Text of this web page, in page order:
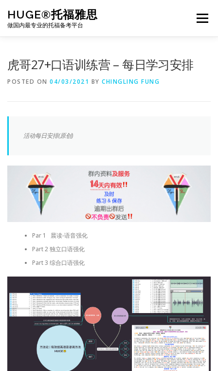
content
HUGE®托福雅思
做国内最专业的托福备考平台
Menu
虎哥27+口语训练营 – 每日学习安排
POSTED ON 04/03/2021 BY CHINGLING FUNG
活动每日安排(原创)
Par 1 晨读-语音强化
Part 2 独立口语强化
Part 3 综合口语强化